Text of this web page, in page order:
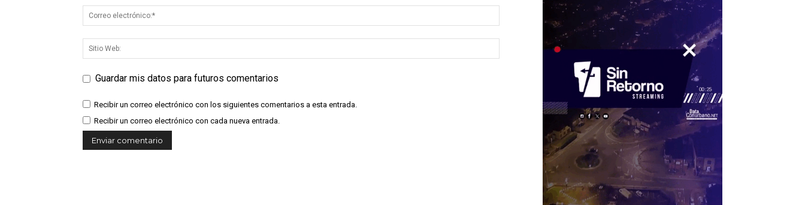
Guardar mis datos para futuros comentarios
Recibir un correo electrónico con los siguientes comentarios a esta entrada.
Recibir un correo electrónico con cada nueva entrada.